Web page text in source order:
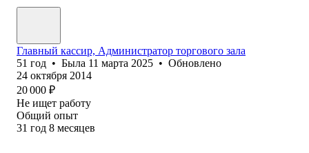
Главный кассир, Администратор торгового зала
51 год • Была 11 марта 2025 • Обновлено
24 октября 2014
20 000 ₽
Не ищет работу
Общий опыт
31 год 8 месяцев